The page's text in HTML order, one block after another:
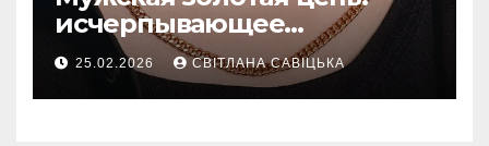
исчерпывающее
руководство по выбору
статусного украшения
25.02.2026 СВІТЛАНА САВІЦЬКА